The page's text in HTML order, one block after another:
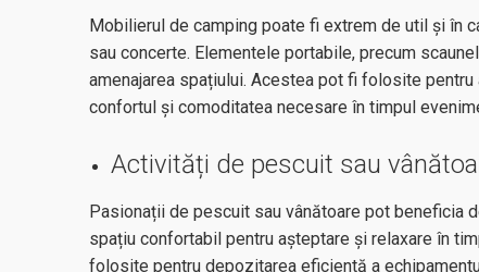
Mobilierul de camping poate fi extrem de util și în
sau concerte. Elementele portabile, precum
amenajarea spațiului. Acestea pot fi folosite
confortul și comoditatea necesare în timpul
Activități de pescuit sau
Pasionații de pescuit sau vânătoare pot beneficia
spațiu confortabil pentru așteptare și relaxare în
folosite pentru depozitarea eficientă a